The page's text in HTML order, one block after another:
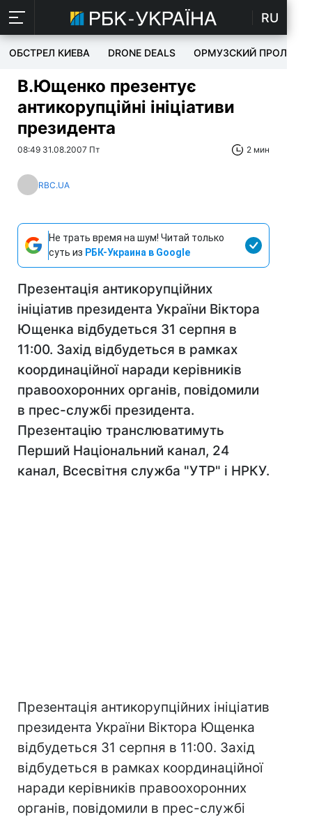
RU
ОБСТРЕЛ КИЕВА DRONE DEALS ОРМУЗСКИЙ ПРОЛИВ
В.Ющенко презентує
антикорупційні ініціативи
президента
08:49 31.08.2007 Пт 2 мин
RBC.UA
Не трать время на шум! Читай только
суть из РБК-Украина в Google
Презентація антикорупційних
ініціатив президента України Віктора
Ющенка відбудеться 31 серпня в
11:00. Захід відбудеться в рамках
координаційної наради керівників
правоохоронних органів, повідомили
в прес-службі президента.
Презентацію транслюватимуть
Перший Національний канал, 24
канал, Всесвітня служба "УТР" і НРКУ.
Презентація антикорупційних ініціатив
президента України Віктора Ющенка
відбудеться 31 серпня в 11:00. Захід
відбудеться в рамках координаційної
наради керівників правоохоронних
органів, повідомили в прес-службі